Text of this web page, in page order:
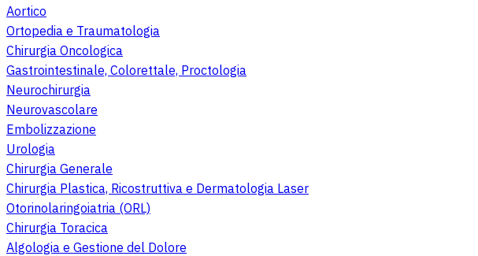
Aortico
Ortopedia e Traumatologia
Chirurgia Oncologica
Gastrointestinale, Colorettale, Proctologia
Neurochirurgia
Neurovascolare
Embolizzazione
Urologia
Chirurgia Generale
Chirurgia Plastica, Ricostruttiva e Dermatologia Laser
Otorinolaringoiatria (ORL)
Chirurgia Toracica
Algologia e Gestione del Dolore